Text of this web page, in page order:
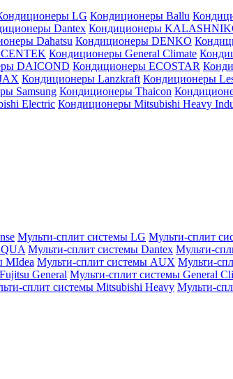
LG Кондиционеры Ballu
Dantex Кондиционеры
Dahatsu Кондиционеры DENKO
Кондиционеры General Climate
DAICOND Кондиционеры ECOSTAR
Кондиционеры Lanzkraft Кондиционеры
Samsung Кондиционеры Thaicon
Electric Кондиционеры Mitsubishi Heavy
Мульти-сплит системы LG Мульти-сплит
Мульти-сплит системы Dantex Мульти-
MIdea Мульти-сплит системы AUX Мульти-
General Мульти-сплит системы General
сплит системы Mitsubishi Heavy Мульти-